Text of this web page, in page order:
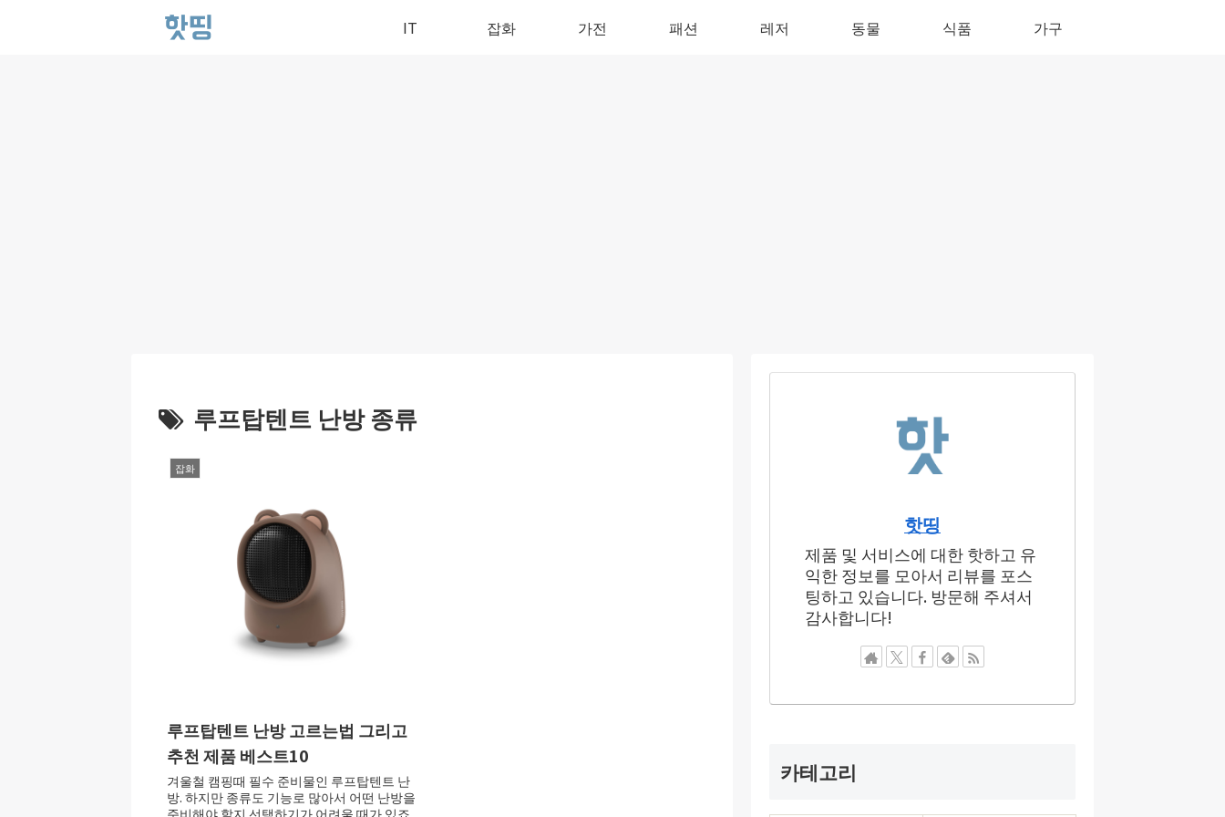
IT 잡화 가전 패션 레저 동물 식품 가구
루프탑텐트 난방 종류
잡화
루프탑텐트 난방 고르는법 그리고
추천 제품 베스트10
겨울철 캠핑때 필수 준비물인 루프탑텐트 난
방. 하지만 종류도 기능로 많아서 어떤 난방을
준비해야 할지 선택하기가 어려울 때가 있죠.
핫띵
제품 및 서비스에 대한 핫하고 유
익한 정보를 모아서 리뷰를 포스
팅하고 있습니다. 방문해 주셔서
감사합니다!
카테고리